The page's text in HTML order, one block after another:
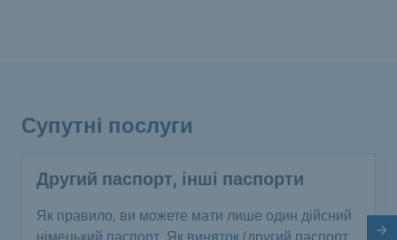
Супутні послуги
Другий паспорт, інші паспорти
Як правило, ви можете мати лише один дійсний